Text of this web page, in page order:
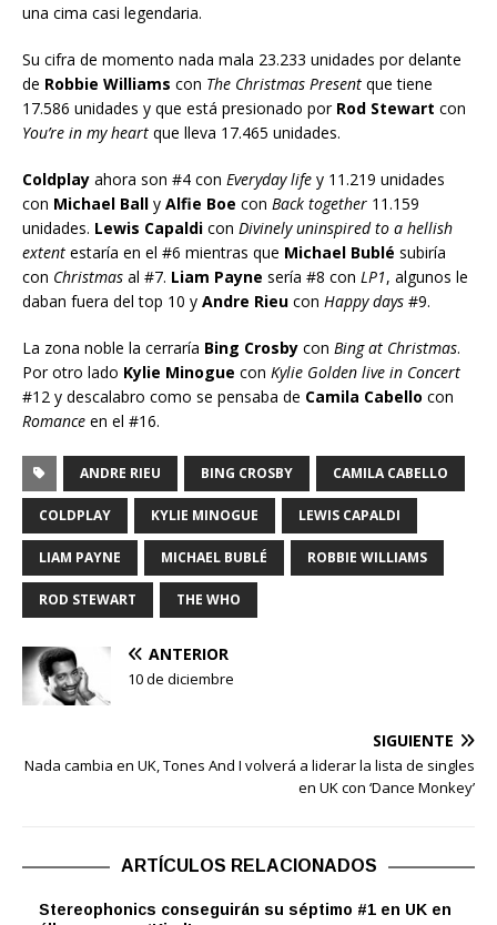
una cima casi legendaria.
Su cifra de momento nada mala 23.233 unidades por delante
de Robbie Williams con The Christmas Present que tiene
17.586 unidades y que está presionado por Rod Stewart con
You’re in my heart que lleva 17.465 unidades.
Coldplay ahora son #4 con Everyday life y 11.219 unidades
con Michael Ball y Alfie Boe con Back together 11.159
unidades. Lewis Capaldi con Divinely uninspired to a hellish
extent estaría en el #6 mientras que Michael Bublé subiría
con Christmas al #7. Liam Payne sería #8 con LP1, algunos le
daban fuera del top 10 y Andre Rieu con Happy days #9.
La zona noble la cerraría Bing Crosby con Bing at Christmas.
Por otro lado Kylie Minogue con Kylie Golden live in Concert
#12 y descalabro como se pensaba de Camila Cabello con
Romance en el #16.
ANDRE RIEU BING CROSBY CAMILA CABELLO
COLDPLAY KYLIE MINOGUE LEWIS CAPALDI
LIAM PAYNE MICHAEL BUBLÉ ROBBIE WILLIAMS
ROD STEWART THE WHO
ANTERIOR
10 de diciembre
SIGUIENTE
Nada cambia en UK, Tones And I volverá a liderar la lista de singles
en UK con ‘Dance Monkey’
ARTÍCULOS RELACIONADOS
Stereophonics conseguirán su séptimo #1 en UK en